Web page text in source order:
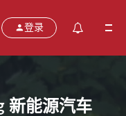
登录
新能源汽车